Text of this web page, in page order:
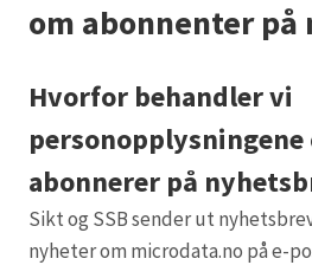
om abonnenter
Hvorfor behandler vi
personopplysningene
abonnerer på
Sikt og SSB sender ut
nyheter om microdata.no på e-